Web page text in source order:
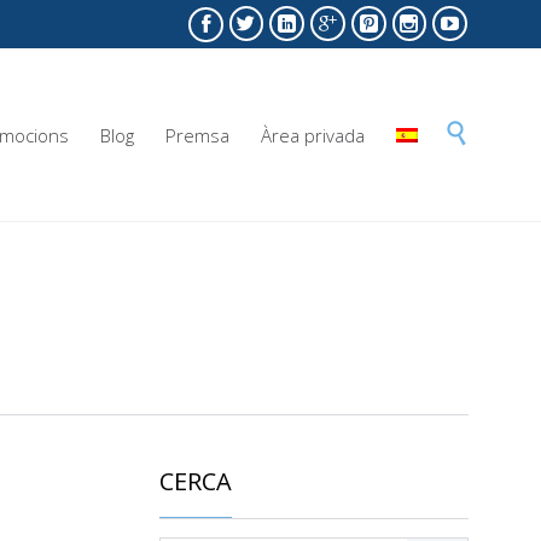
      
Skip
Blog Premsa Àrea privada 
CERCA